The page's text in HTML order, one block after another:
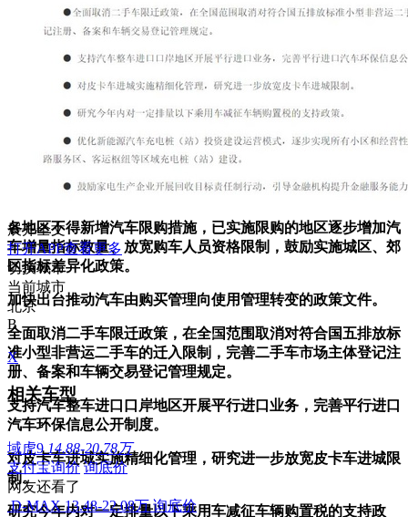
各地区不得新增汽车限购措施，已实施限购的地区逐步增加汽
车增量指标数量、放宽购车人员资格限制，鼓励实施城区、郊
区指标差异化政策。
加快出台推动汽车由购买管理向使用管理转变的政策文件。
全面取消二手车限迁政策，在全国范围取消对符合国五排放标
准小型非营运二手车的迁入限制，完善二手车市场主体登记注
册、备案和车辆交易登记管理规定。
支持汽车整车进口口岸地区开展平行进口业务，完善平行进口
汽车环保信息公开制度。
对皮卡车进城实施精细化管理，研究进一步放宽皮卡车进城限
制。
研究今年内对一定排量以下乘用车减征车辆购置税的支持政
展开全文
打开APP查看更多
切换城市
当前城市
北京
B
X
相关车型
域虎9 14.88-20.78万
支付宝询价 询底价
网友还看了
D-MAX 13.48-22.08万 询底价